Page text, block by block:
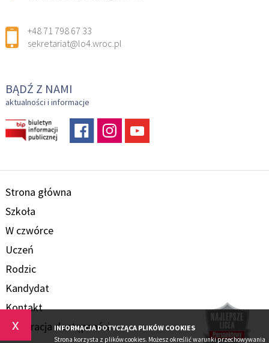
x INFORMACJA DOTYCZĄCA PLIKÓW COOKIES
Strona korzysta z plików cookies. Możesz określić warunki przechowywania
+48 71 798 67 33
sekretariat@lo4.wroc.pl
BĄDŹ Z NAMI
aktualności i informacje
Strona główna
Szkoła
W czwórce
Uczeń
Rodzic
Kandydat
Kontakt
Deklaracja dostępności